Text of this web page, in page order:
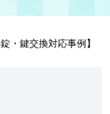
・鍵交換対応事例】